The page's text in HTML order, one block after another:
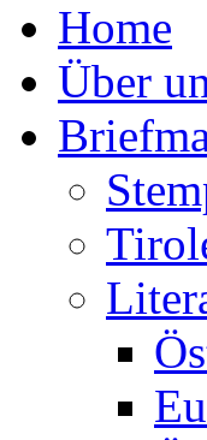
Home
Über